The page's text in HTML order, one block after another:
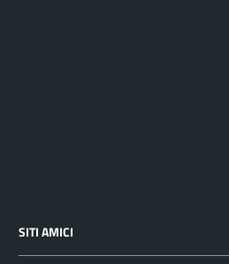
SITI AMICI